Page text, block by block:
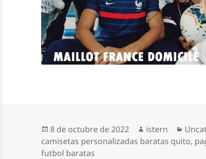
Publicado
el
8 de octubre de 2022 Autor
istern
camisetas personalizadas baratas quito,
futbol baratas